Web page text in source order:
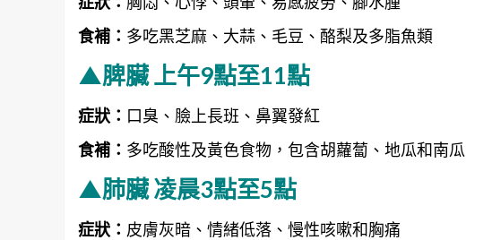
食補： 多吃黑芝麻、大蒜、毛豆、酪梨及多脂魚類
▲脾臟 上午9點至11點
症狀： 口臭、臉上長班、鼻翼發紅
食補： 多吃酸性及黃色食物，包含胡蘿蔔、地瓜和南瓜
▲肺臟 凌晨3點至5點
症狀： 皮膚灰暗、情緒低落、慢性咳嗽和胸痛